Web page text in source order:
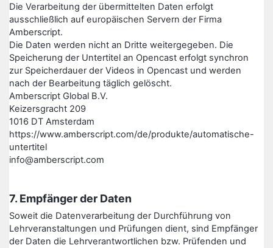
Die Verarbeitung der übermittelten Daten erfolgt
ausschließlich auf europäischen Servern der Firma
Amberscript.
Die Daten werden nicht an Dritte weitergegeben. Die
Speicherung der Untertitel an Opencast erfolgt synchron
zur Speicherdauer der Videos in Opencast und werden
nach der Bearbeitung täglich gelöscht.
Amberscript Global B.V.
Keizersgracht 209
1016 DT Amsterdam
https://www.amberscript.com/de/produkte/automatische-
untertitel
info@amberscript.com
7. Empfänger der Daten
Soweit die Datenverarbeitung der Durchführung von
Lehrveranstaltungen und Prüfungen dient, sind Empfänger
der Daten die Lehrverantwortlichen bzw. Prüfenden und